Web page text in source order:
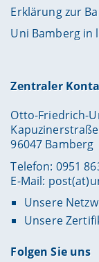
Erklärung zur
Uni Bamberg in
Zentraler
Otto-Friedrich-
96047 Bamberg
Telefon: 0951
E-Mail:
Unsere
Unsere
Folgen Sie uns